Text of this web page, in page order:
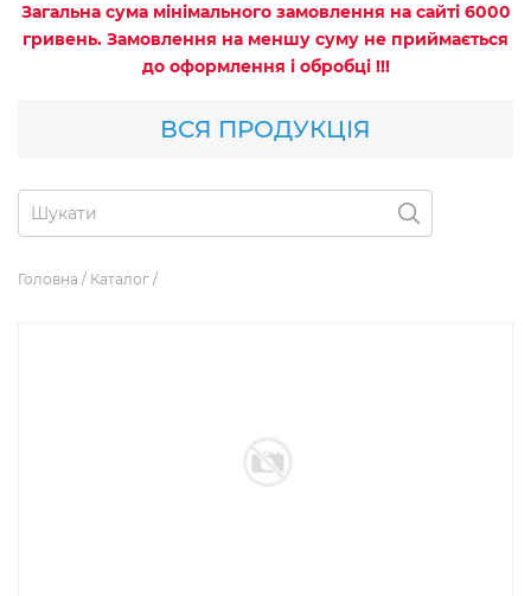
Загальна сума мінімального замовлення на сайті 6000
гривень. Замовлення на меншу суму не приймається
до оформлення і обробці !!!
ВСЯ ПРОДУКЦІЯ
Головна / Каталог /